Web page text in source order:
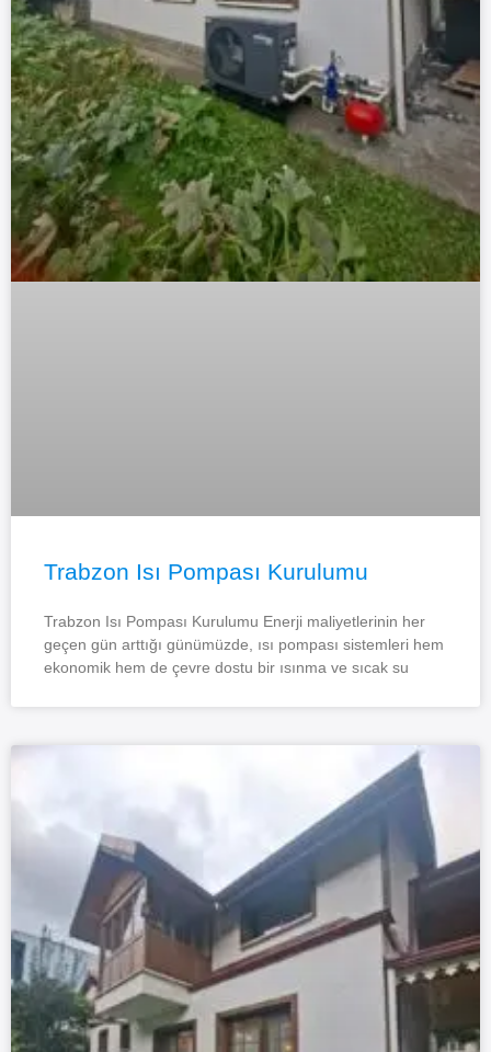
Trabzon Isı Pompası Kurulumu
Trabzon Isı Pompası Kurulumu Enerji maliyetlerinin her
geçen gün arttığı günümüzde, ısı pompası sistemleri hem
ekonomik hem de çevre dostu bir ısınma ve sıcak su